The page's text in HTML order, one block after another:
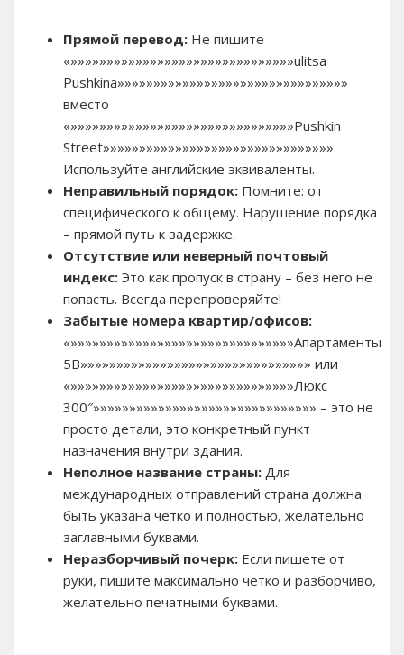
Прямой перевод: Не пишите
«»»»»»»»»»»»»»»»»»»»»»»»»»»»»»»»ulitsa
Pushkina»»»»»»»»»»»»»»»»»»»»»»»»»»»»»»»»
вместо
«»»»»»»»»»»»»»»»»»»»»»»»»»»»»»»»Pushkin
Street»»»»»»»»»»»»»»»»»»»»»»»»»»»»»»»».
Используйте английские эквиваленты.
Неправильный порядок: Помните: от
специфического к общему. Нарушение порядка
– прямой путь к задержке.
Отсутствие или неверный почтовый
индекс: Это как пропуск в страну – без него не
попасть. Всегда перепроверяйте!
Забытые номера квартир/офисов:
«»»»»»»»»»»»»»»»»»»»»»»»»»»»»»»»Апартаменты
5B»»»»»»»»»»»»»»»»»»»»»»»»»»»»»»»» или
«»»»»»»»»»»»»»»»»»»»»»»»»»»»»»»»Люкс
300″»»»»»»»»»»»»»»»»»»»»»»»»»»»»»»» – это не
просто детали, это конкретный пункт
назначения внутри здания.
Неполное название страны: Для
международных отправлений страна должна
быть указана четко и полностью, желательно
заглавными буквами.
Неразборчивый почерк: Если пишете от
руки, пишите максимально четко и разборчиво,
желательно печатными буквами.